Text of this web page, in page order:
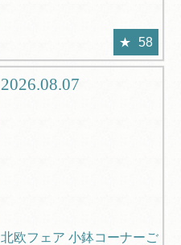
58
2026.08.07
北欧フェア 小鉢コーナーご